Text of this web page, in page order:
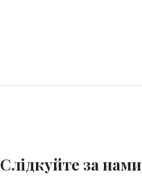
Слідкуйте за нами